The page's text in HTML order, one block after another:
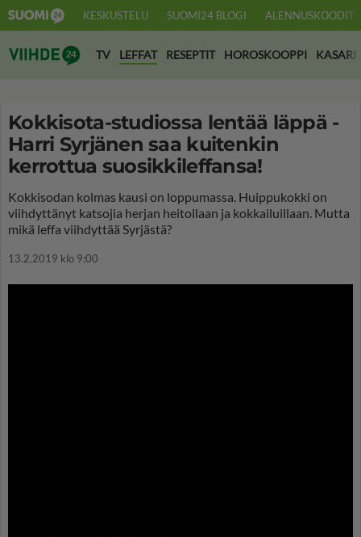
KESKUSTELU SUOMI24 BLOGI ALENNUSKOODIT
Suomi24 Viihde
TV LEFFAT RESEPTIT HOROSKOOPPI KASARI
Kokkisota-studiossa lentää läppä -
Harri Syrjänen saa kuitenkin
kerrottua suosikkileffansa!
Kokkisodan kolmas kausi on loppumassa. Huippukokki on
viihdyttänyt katsojia herjan heitollaan ja kokkailuillaan. Mutta
mikä leffa viihdyttää Syrjästä?
13.2.2019 klo 9:00